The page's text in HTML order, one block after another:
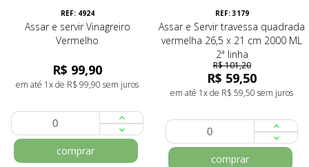
REF: 4924
Assar e servir Vinagreiro
Vermelho
R$ 99,90
em até 1x de R$ 99,90 sem juros
comprar
REF: 3179
Assar e Servir travessa quadrada
vermelha 26,5 x 21 cm 2000 ML
2ª linha
R$ 101,20
R$ 59,50
em até 1x de R$ 59,50 sem juros
comprar